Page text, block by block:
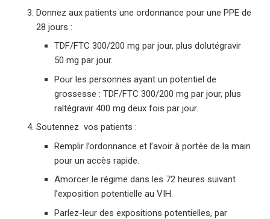
Donnez aux patients une ordonnance pour une PPE de
28 jours :
TDF/FTC 300/200 mg par jour, plus dolutégravir
50 mg par jour.
Pour les personnes ayant un potentiel de
grossesse : TDF/FTC 300/200 mg par jour, plus
raltégravir 400 mg deux fois par jour.
Soutennez vos patients :
Remplir l’ordonnance et l’avoir à portée de la main
pour un accès rapide.
Amorcer le régime dans les 72 heures suivant
l’exposition potentielle au VIH.
Parlez-leur des expositions potentielles, par